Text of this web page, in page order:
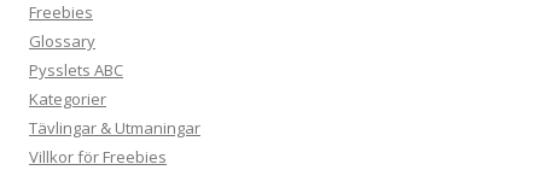
Freebies
Glossary
Pysslets ABC
Kategorier
Tävlingar & Utmaningar
Villkor för Freebies